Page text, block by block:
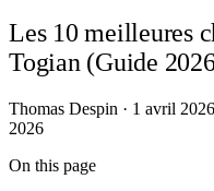
Les 10 meilleures
Togian (Guide
Thomas Despin · 1 avril 2026
2026
On this page